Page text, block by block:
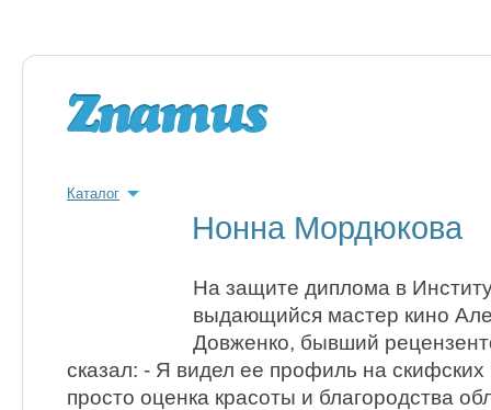
Каталог
Нонна Мордюкова
На защите диплома в
выдающийся мастер кино
Довженко, бывший
сказал: - Я видел ее профиль на
просто оценка красоты и благородства